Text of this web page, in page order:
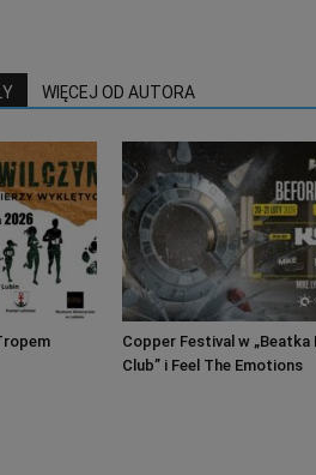
WIĘCEJ OD AUTORA
Copper Festival w „Beatka
Club” i Feel The Emotions